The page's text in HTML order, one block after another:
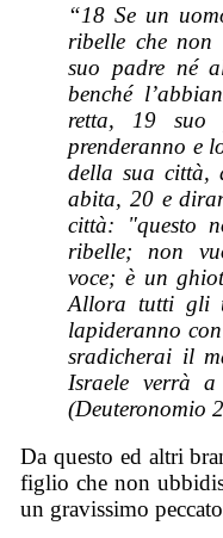
“18 Se un
ribelle che non
suo padre né
benché
retta, 19 suo
prenderanno e
della sua città,
abita, 20 e
città: "questo
ribelle; non
voce; è un
Allora tutti gli
lapideranno
sradicherai il
Israele verrà
(Deuteronomio
Da questo ed altri
figlio che non
un gravissimo